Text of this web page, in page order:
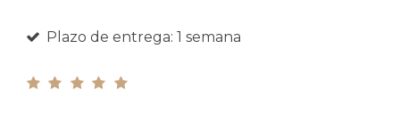
Plazo de entrega: 1 semana